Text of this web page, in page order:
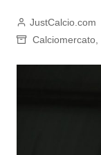
JustCalcio.com
Calciomercato,